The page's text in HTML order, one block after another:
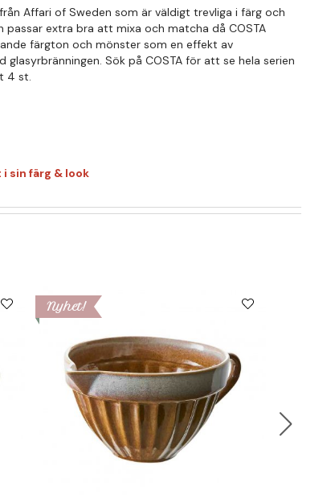
Affari of Sweden som är väldigt trevliga i färg och
passar extra bra att mixa och matcha då COSTA
färgton och mönster som en effekt av
glasyrbränningen. Sök på COSTA för att se hela serien
4 st.
sin färg & look
Nyhet!